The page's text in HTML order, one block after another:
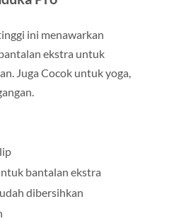
ini menawarkan
ekstra untuk
Juga Cocok untuk yoga,
bantalan ekstra
dibersihkan